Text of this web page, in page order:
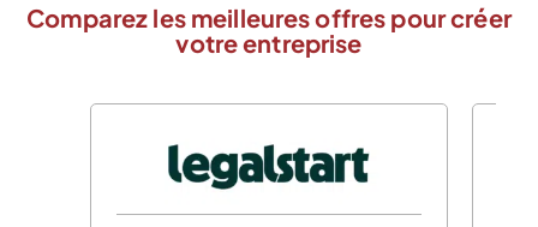
Comparez les meilleures offres pour créer
votre entreprise